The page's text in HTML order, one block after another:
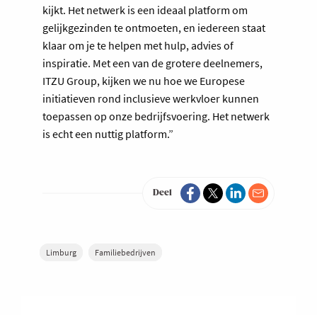
kijkt. Het netwerk is een ideaal platform om
gelijkgezinden te ontmoeten, en iedereen staat
klaar om je te helpen met hulp, advies of
inspiratie. Met een van de grotere deelnemers,
ITZU Group, kijken we nu hoe we Europese
initiatieven rond inclusieve werkvloer kunnen
toepassen op onze bedrijfsvoering. Het netwerk
is echt een nuttig platform.”
Deel
Limburg Familiebedrijven